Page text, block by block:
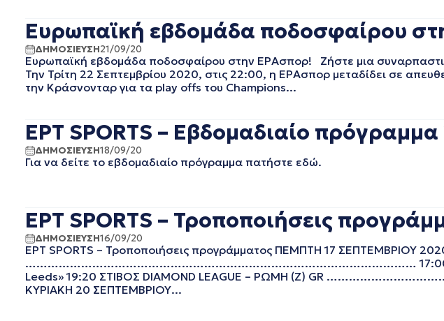
ΣΕΠΤΕΜΒΡΙΟΣ 2022
ΑΥΓΟΥΣΤΟΣ 2022
ΙΟΥΛΙΟΣ 2022
ΙΟΥΝΙΟΣ 2022
ΜΑΙΟΣ 2022
ΜΑΡΤΙΟΣ 2022
ΙΑΝΟΥΑΡΙΟΣ 2022
ΔΕΚΕΜΒΡΙΟΣ 2021
ΝΟΕΜΒΡΙΟΣ 2021
ΑΥΓΟΥΣΤΟΣ 2021
ΙΟΥΛΙΟΣ 2021
ΙΟΥΝΙΟΣ 2021
ΜΑΙΟΣ 2021
ΑΠΡΙΛΙΟΣ 2021
Ευρωπαϊκή εβδομάδα ποδοσφαίρου
ΔΗΜΟΣΙΕΥΣΗ21/09/20
Ευρωπαϊκή εβδομάδα ποδοσφαίρου στην ΕΡΑσπορ! Ζήστε μια
Την Τρίτη 22 Σεπτεμβρίου 2020, στις 22:00, η ΕΡΑσπορ μεταδίδει σε
την Κράσνονταρ για τα play offs του Champions...
ΕΡΤ SPORTS – Εβδομαδιαίο πρόγραμμα
ΔΗΜΟΣΙΕΥΣΗ18/09/20
Για να δείτε το εβδομαδιαίο πρόγραμμα πατήστε εδώ.
ΕΡΤ SPORTS – Τροποποιήσεις
ΔΗΜΟΣΙΕΥΣΗ16/09/20
ΕΡΤ SPORTS – Τροποποιήσεις προγράμματος ΠΕΜΠΤΗ 17 ΣΕΠΤΕΜΒΡΙΟΥ
…………………………………………………………………………………………… 17:00
Leeds» 19:20 ΣΤΙΒΟΣ DIAMOND LEAGUE – ΡΩΜΗ (Z) GR
ΚΥΡΙΑΚΗ 20 ΣΕΠΤΕΜΒΡΙΟΥ...